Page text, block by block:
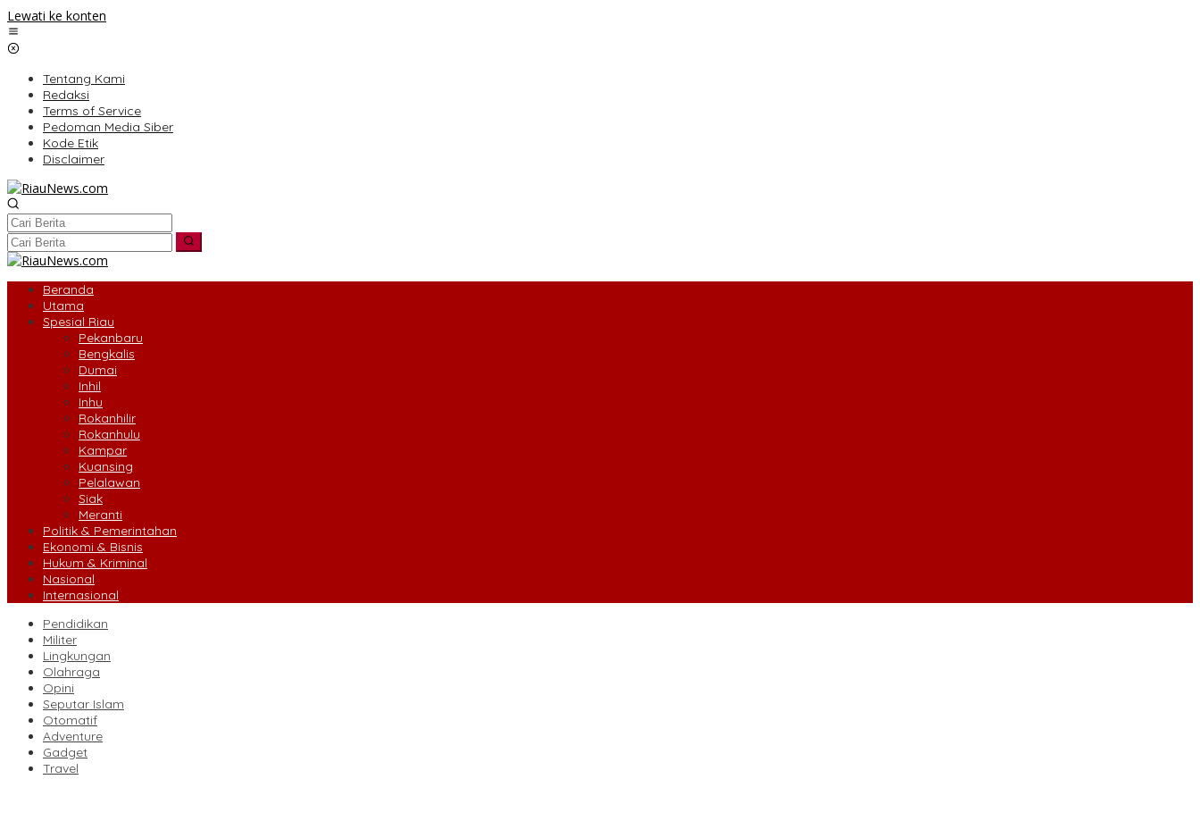
Lewati ke konten
Tentang Kami
Redaksi
Terms of Service
Pedoman Media Siber
Kode Etik
Disclaimer
Beranda
Utama
Spesial Riau
Pekanbaru
Bengkalis
Dumai
Inhil
Inhu
Rokanhilir
Rokanhulu
Kampar
Kuansing
Pelalawan
Siak
Meranti
Politik & Pemerintahan
Ekonomi & Bisnis
Hukum & Kriminal
Nasional
Internasional
Pendidikan
Militer
Lingkungan
Olahraga
Opini
Seputar Islam
Otomatif
Adventure
Gadget
Travel